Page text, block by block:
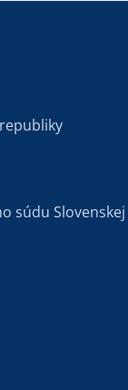
súdu Slovenskej